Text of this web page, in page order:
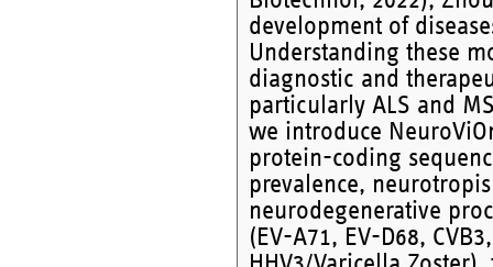
development of
Understanding these
diagnostic and
particularly ALS and
we introduce
protein-coding
prevalence,
neurodegenerative
(EV-A71, EV-D68,